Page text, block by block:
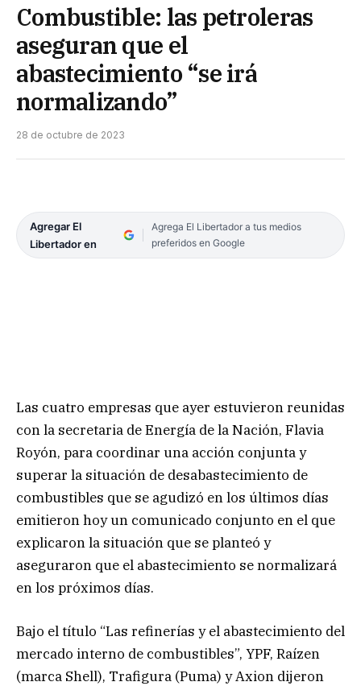
Combustible: las petroleras
aseguran que el
abastecimiento “se irá
normalizando”
28 de octubre de 2023
Agregar El
Libertador en
Agrega El Libertador a tus medios
preferidos en Google
Las cuatro empresas que ayer estuvieron reunidas
con la secretaria de Energía de la Nación, Flavia
Royón, para coordinar una acción conjunta y
superar la situación de desabastecimiento de
combustibles que se agudizó en los últimos días
emitieron hoy un comunicado conjunto en el que
explicaron la situación que se planteó y
aseguraron que el abastecimiento se normalizará
en los próximos días.
Bajo el título “Las refinerías y el abastecimiento del
mercado interno de combustibles”, YPF, Raízen
(marca Shell), Trafigura (Puma) y Axion dijeron